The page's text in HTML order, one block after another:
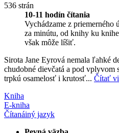
536 strán
10-11 hodín čítania
Vychádzame z priemerného
za minútu, od knihy ku
však môže líšiť.
Sirota Jane Eyrová nemala ľahké
chudobné dievčatá a pod
trpkú osamelosť i krutosť... Čítať
Kniha
E-kniha
Čítanáiný jazyk